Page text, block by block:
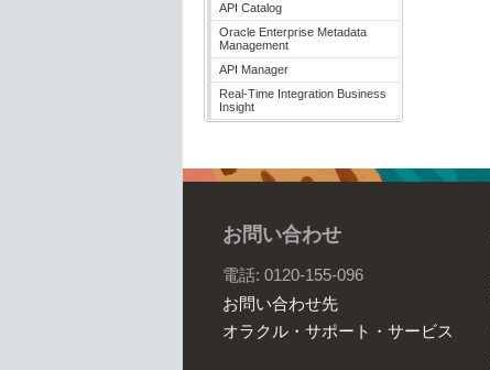
API Catalog
Oracle Enterprise Metadata
Management
API Manager
Real-Time Integration Business
Insight
お問い合わせ
電話: 0120-155-096
お問い合わせ先
オラクル・サポート・サービス